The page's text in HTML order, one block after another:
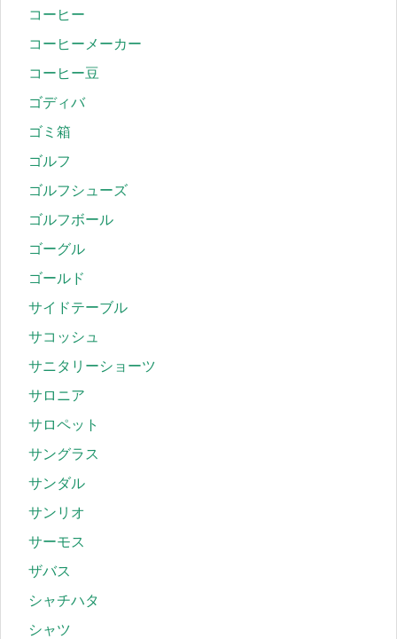
コーヒー
コーヒーメーカー
コーヒー豆
ゴディバ
ゴミ箱
ゴルフ
ゴルフシューズ
ゴルフボール
ゴーグル
ゴールド
サイドテーブル
サコッシュ
サニタリーショーツ
サロニア
サロペット
サングラス
サンダル
サンリオ
サーモス
ザバス
シャチハタ
シャツ